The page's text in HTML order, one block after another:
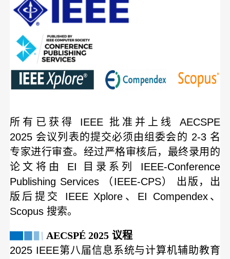
所有已获得 IEEE 批准并上线 AECSPE
2025 会议列表的提交必须由组委会的 2-3 名
专家进行审查。经过严格审核后，最终录用的
论文将由 EI 目录系列 IEEE-Conference
Publishing Services （IEEE-CPS） 出版，出
版后提交 IEEE Xplore、EI Compendex、
Scopus 搜索。
AECSPÉ 2025 议程
2025 IEEE第八届信息系统与计算机辅助教育